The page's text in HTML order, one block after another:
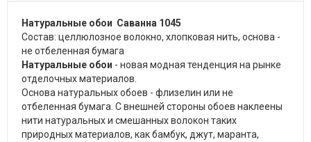
Натуральные обои Саванна 1045
Состав: целлюлозное волокно, хлопковая нить, основа -
не отбеленная бумага
Натуральные обои - новая модная тенденция на рынке
отделочных материалов.
Основа натуральных обоев - флизелин или не
отбеленная бумага. С внешней стороны обоев наклеены
нити натуральных и смешанных волокон таких
природных материалов, как бамбук, джут, маранта,